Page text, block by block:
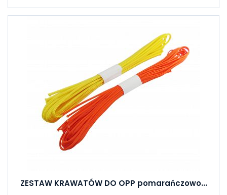
ZESTAW KRAWATÓW DO OPP pomarańczowo...